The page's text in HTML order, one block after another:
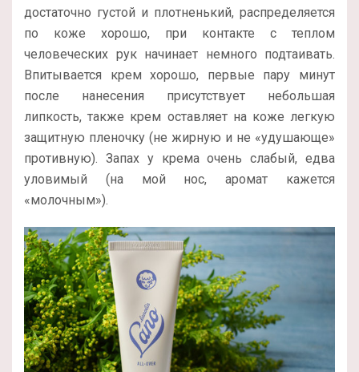
достаточно густой и плотненький, распределяется
по коже хорошо, при контакте с теплом
человеческих рук начинает немного подтаивать.
Впитывается крем хорошо, первые пару минут
после нанесения присутствует небольшая
липкость, также крем оставляет на коже легкую
защитную пленочку (не жирную и не «удушающе»
противную). Запах у крема очень слабый, едва
уловимый (на мой нос, аромат кажется
«молочным»).